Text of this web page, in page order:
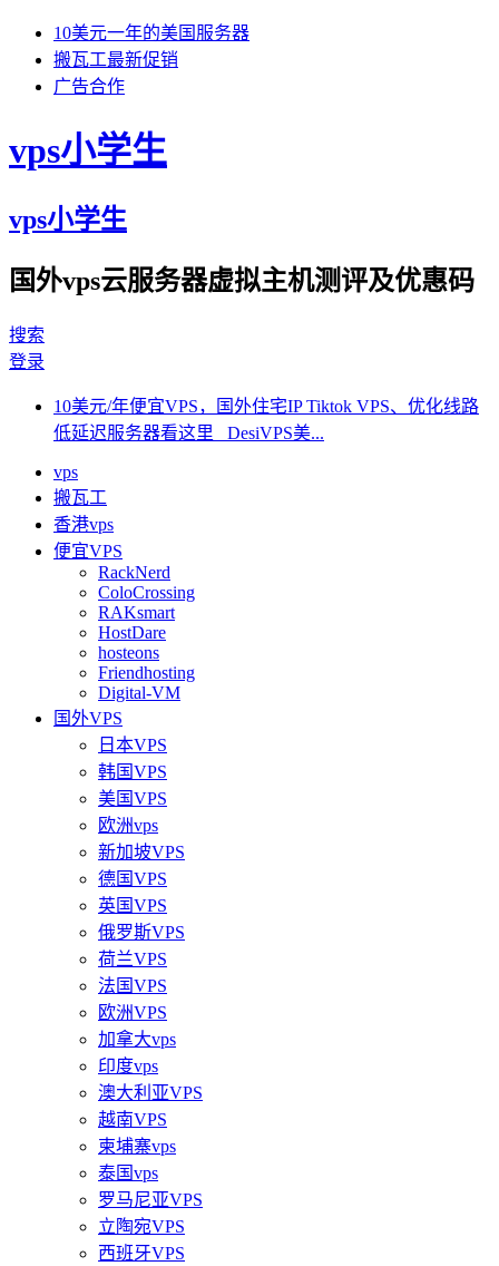
10美元一年的美国服务器
搬瓦工最新促销
广告合作
vps小学生
vps小学生
国外vps云服务器虚拟主机测评及优惠码
搜索
登录
10美元/年便宜VPS，国外住宅IP Tiktok VPS、优化线路
低延迟服务器看这里 DesiVPS美...
vps
搬瓦工
香港vps
便宜VPS
RackNerd
ColoCrossing
RAKsmart
HostDare
hosteons
Friendhosting
Digital-VM
国外VPS
日本VPS
韩国VPS
美国VPS
欧洲vps
新加坡VPS
德国VPS
英国VPS
俄罗斯VPS
荷兰VPS
法国VPS
欧洲VPS
加拿大vps
印度vps
澳大利亚VPS
越南VPS
柬埔寨vps
泰国vps
罗马尼亚VPS
立陶宛VPS
西班牙VPS